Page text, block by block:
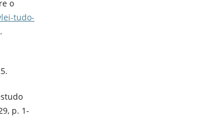
o
tudo-
p. 1-